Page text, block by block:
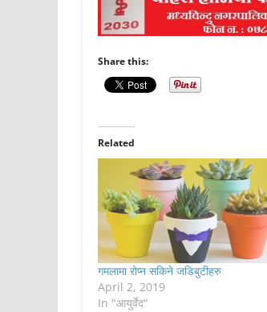
Share this:
Related
गमलामा रोप्न सकिने जडिबुटीहरु
April 2, 2019
In "आयुर्वेद"